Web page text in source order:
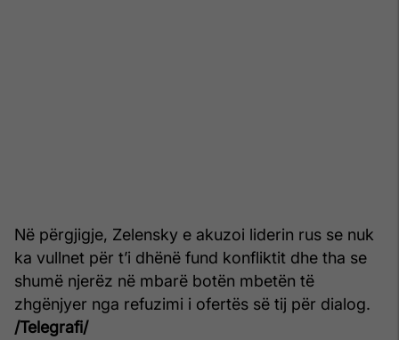
Në përgjigje, Zelensky e akuzoi liderin rus se nuk
ka vullnet për t’i dhënë fund konfliktit dhe tha se
shumë njerëz në mbarë botën mbetën të
zhgënjyer nga refuzimi i ofertës së tij për dialog.
/Telegrafi/